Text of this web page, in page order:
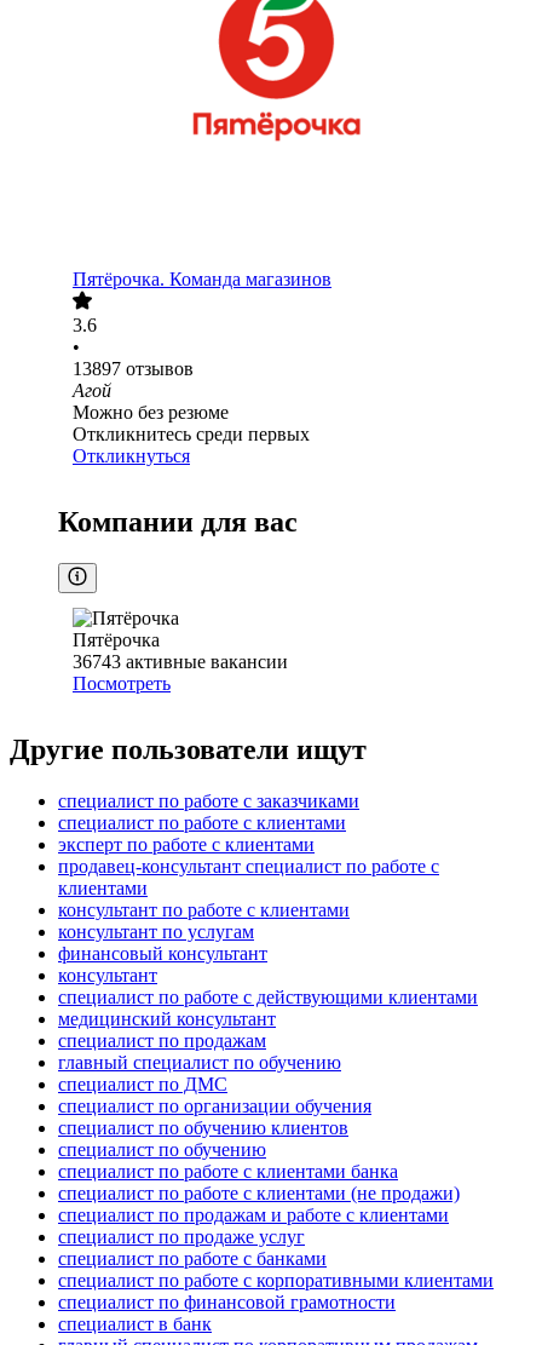
Пятёрочка. Команда магазинов
3.6
•
13897 отзывов
Агой
Можно без резюме
Откликнитесь среди первых
Откликнуться
Компании для вас
Пятёрочка
36743 активные вакансии
Посмотреть
Другие пользователи ищут
специалист по работе с заказчиками
специалист по работе с клиентами
эксперт по работе с клиентами
продавец-консультант специалист по работе с
клиентами
консультант по работе с клиентами
консультант по услугам
финансовый консультант
консультант
специалист по работе с действующими клиентами
медицинский консультант
специалист по продажам
главный специалист по обучению
специалист по ДМС
специалист по организации обучения
специалист по обучению клиентов
специалист по обучению
специалист по работе с клиентами банка
специалист по работе с клиентами (не продажи)
специалист по продажам и работе с клиентами
специалист по продаже услуг
специалист по работе с банками
специалист по работе с корпоративными клиентами
специалист по финансовой грамотности
специалист в банк